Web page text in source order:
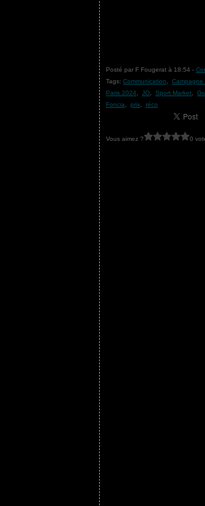
Posté par F Fougerat à 18:54 -
Tags: Communication Campagne
Paris 2024
JO Sport Market
Foncia
prix réco
Vous aimez ? 0